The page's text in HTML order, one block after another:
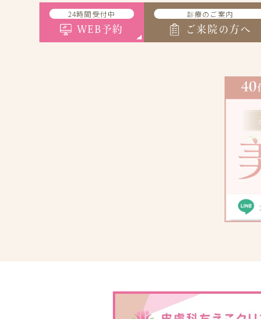
24時間受付中
WEB予約
診療のご案内
ご来院の方へ